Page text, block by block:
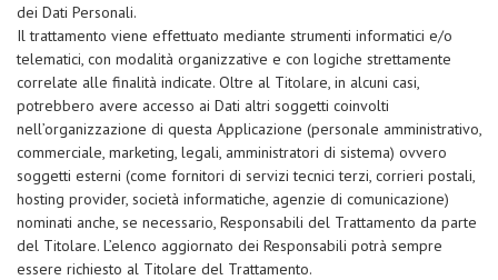
dei Dati Personali.
Il trattamento viene effettuato mediante strumenti informatici e/o
telematici, con modalità organizzative e con logiche strettamente
correlate alle finalità indicate. Oltre al Titolare, in alcuni casi,
potrebbero avere accesso ai Dati altri soggetti coinvolti
nell’organizzazione di questa Applicazione (personale amministrativo,
commerciale, marketing, legali, amministratori di sistema) ovvero
soggetti esterni (come fornitori di servizi tecnici terzi, corrieri postali,
hosting provider, società informatiche, agenzie di comunicazione)
nominati anche, se necessario, Responsabili del Trattamento da parte
del Titolare. L’elenco aggiornato dei Responsabili potrà sempre
essere richiesto al Titolare del Trattamento.